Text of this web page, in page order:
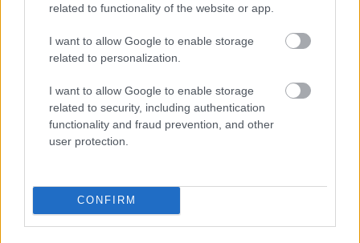
related to functionality of the website or app.
I want to allow Google to enable storage
related to personalization.
I want to allow Google to enable storage
related to security, including authentication
functionality and fraud prevention, and other
user protection.
CONFIRM
Zrkadlo v boho štýle